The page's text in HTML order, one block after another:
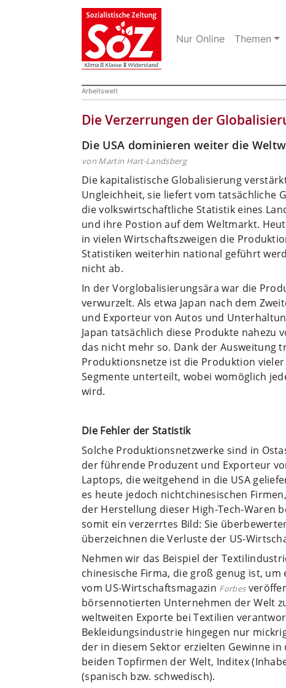
Nur Online Themen
Arbeitswelt
Die Verzerrungen der
Die USA dominieren weiter die
von Martin Hart-Landsberg
Die kapitalistische Globalisierung
Ungleichheit, sie liefert vom tatsächliche
die volkswirtschaftliche Statistik eines
und ihre Postion auf dem Weltmarkt.
in vielen Wirtschaftszweigen die
Statistiken weiterhin national geführt
nicht ab.
In der Vorglobalisierungsära war die
verwurzelt. Als etwa Japan nach dem
und Exporteur von Autos und
Japan tatsächlich diese Produkte
das nicht mehr so. Dank der
Produktionsnetze ist die Produktion
Segmente unterteilt, wobei womöglich
wird.
Die Fehler der Statistik
Solche Produktionsnetzwerke sind in
der führende Produzent und Exporteur
Laptops, die weitgehend in die USA
es heute jedoch nichtchinesischen
der Herstellung dieser High-Tech-Waren
somit ein verzerrtes Bild: Sie
überzeichnen die Verluste der US-
Nehmen wir das Beispiel der
chinesische Firma, die groß genug ist,
vom US-Wirtschaftsmagazin Forbes
börsennotierten Unternehmen der Welt
weltweiten Exporte bei Textilien
Bekleidungsindustrie hingegen nur
der in diesem Sektor erzielten Gewinne
beiden Topfirmen der Welt, Inditex
(spanisch bzw. schwedisch).